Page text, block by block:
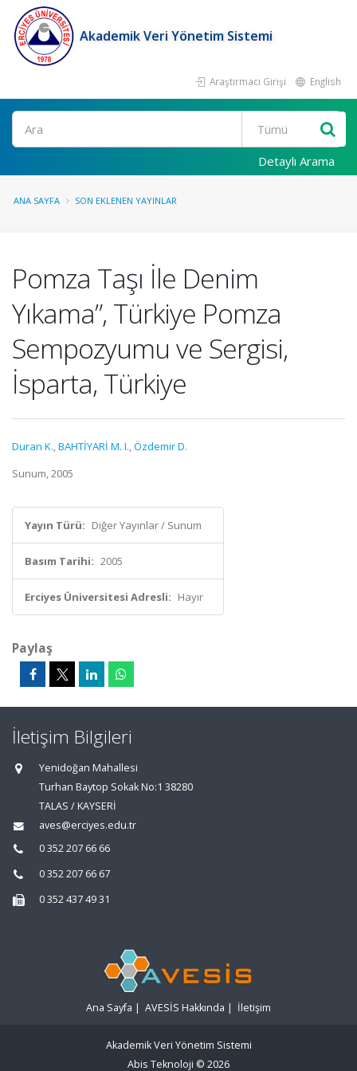
Akademik Veri Yönetim Sistemi
Araştırmacı Girişi English
Ara
Detaylı Arama
ANA SAYFA SON EKLENEN YAYINLAR
Pomza Taşı İle Denim
Yıkama”, Türkiye Pomza
Sempozyumu ve Sergisi,
İsparta, Türkiye
Duran K.,BAHTİYARİ M. I.,Özdemir D.
Sunum, 2005
Yayın Türü: Diğer Yayınlar / Sunum
Basım Tarihi: 2005
Erciyes Üniversitesi Adresli: Hayır
Paylaş
İletişim Bilgileri
Yenidoğan Mahallesi
Turhan Baytop Sokak No:1 38280
TALAS / KAYSERİ
aves@erciyes.edu.tr
0 352 207 66 66
0 352 207 66 67
0 352 437 49 31
Ana Sayfa | AVESİS Hakkında | İletişim
Akademik Veri Yönetim Sistemi
Abis Teknoloji © 2026